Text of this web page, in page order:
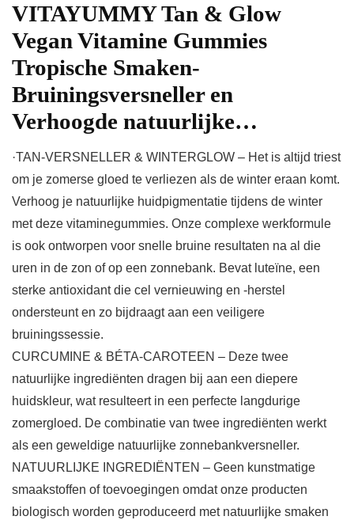
VITAYUMMY Tan & Glow
Vegan Vitamine Gummies
Tropische Smaken-
Bruiningsversneller en
Verhoogde natuurlijke…
·TAN-VERSNELLER & WINTERGLOW – Het is altijd triest
om je zomerse gloed te verliezen als de winter eraan komt.
Verhoog je natuurlijke huidpigmentatie tijdens de winter
met deze vitaminegummies. Onze complexe werkformule
is ook ontworpen voor snelle bruine resultaten na al die
uren in de zon of op een zonnebank. Bevat luteïne, een
sterke antioxidant die cel vernieuwing en -herstel
ondersteunt en zo bijdraagt ​​aan een veiligere
bruiningssessie.
CURCUMINE & BÉTA-CAROTEEN – Deze twee
natuurlijke ingrediënten dragen bij aan een diepere
huidskleur, wat resulteert in een perfecte langdurige
zomergloed. De combinatie van twee ingrediënten werkt
als een geweldige natuurlijke zonnebankversneller.
NATUURLIJKE INGREDIËNTEN – Geen kunstmatige
smaakstoffen of toevoegingen omdat onze producten
biologisch worden geproduceerd met natuurlijke smaken